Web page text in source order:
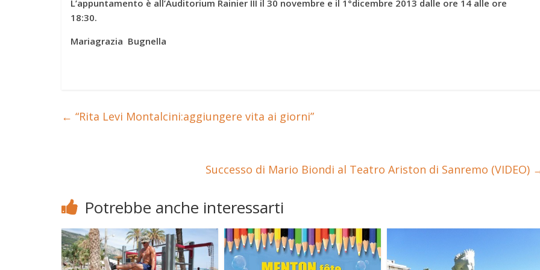
L’appuntamento è all’Auditorium Rainier III il 30 novembre e il 1°dicembre 2013 dalle ore 14 alle ore
18:30.
Mariagrazia Bugnella
← “Rita Levi Montalcini:aggiungere vita ai giorni”
Successo di Mario Biondi al Teatro Ariston di Sanremo (VIDEO)
Potrebbe anche interessarti